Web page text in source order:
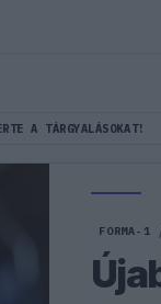
A TÁRGYALÁSOKAT!
FORMA-1